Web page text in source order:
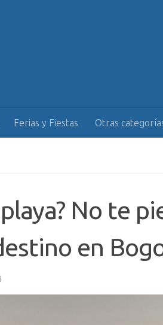
Ferias y Fiestas Otras
No te
en